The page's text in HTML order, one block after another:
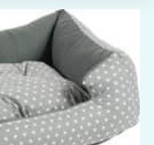
מיטת
כותנה
XS
45*40*20